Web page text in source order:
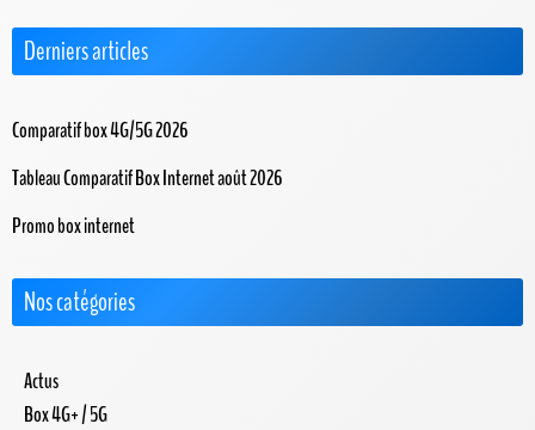
Derniers articles
Comparatif box 4G/5G 2026
Tableau Comparatif Box Internet août 2026
Promo box internet
Nos catégories
Actus
Box 4G+ / 5G